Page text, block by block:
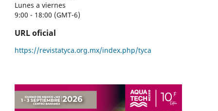
Lunes a viernes
9:00 - 18:00 (GMT-6)
URL oficial
https://revistatyca.org.mx/index.php/tyca